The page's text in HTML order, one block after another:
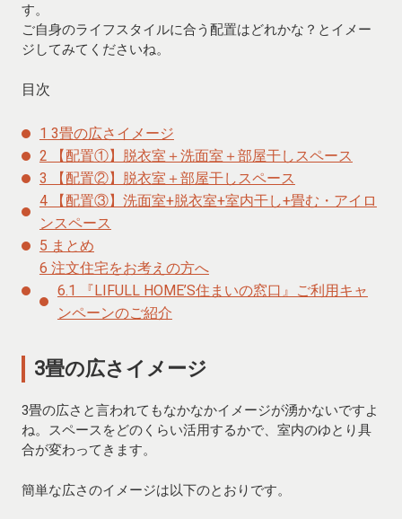
す。
ご自身のライフスタイルに合う配置はどれかな？とイメー
ジしてみてくださいね。
目次
1 3畳の広さイメージ
2 【配置①】脱衣室＋洗面室＋部屋干しスペース
3
【配置②】脱衣室＋部屋干しスペース
4【配置③】洗面室+脱衣室+室内干し+畳む・アイロ
ンスペース
5 まとめ
6 注文住宅をお考えの方へ
6.1
『LIFULL HOME’S住まいの窓口』ご利用キャ
ンペーンのご紹介
3畳の広さイメージ
3畳の広さと言われてもなかなかイメージが湧かないですよ
ね。スペースをどのくらい活用するかで、室内のゆとり具
合が変わってきます。
簡単な広さのイメージは以下のとおりです。